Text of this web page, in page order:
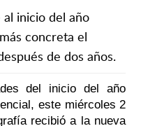
inicio del año
concreta el
de dos años.
del inicio del año
este miércoles 2
recibió a la nueva